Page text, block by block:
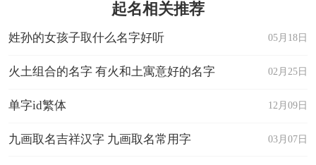
起名相关推荐
05月18日
姓孙的女孩子取什么名字好听
02月25日
火土组合的名字 有火和土寓意好的名字
12月09日
单字id繁体
03月07日
九画取名吉祥汉字 九画取名常用字